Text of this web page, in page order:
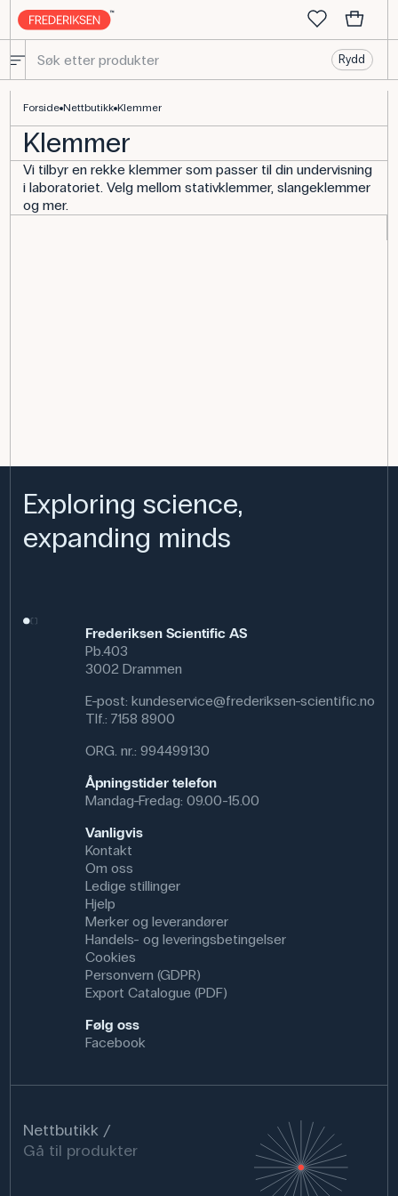
Rydd
Forside Nettbutikk Klemmer
Klemmer
Vi tilbyr en rekke klemmer som passer til din undervisning
i laboratoriet. Velg mellom stativklemmer, slangeklemmer
og mer.
Exploring science,
expanding minds
Frederiksen Scientific AS
Pb.403
3002 Drammen
E-post: kundeservice@frederiksen-scientific.no
Tlf.: 7158 8900
ORG. nr.: 994499130
Åpningstider telefon
Mandag-Fredag: 09.00-15.00
Vanligvis
Kontakt
Om oss
Ledige stillinger
Hjelp
Merker og leverandører
Handels- og leveringsbetingelser
Cookies
Personvern (GDPR)
Export Catalogue (PDF)
Følg oss
Facebook
Nettbutikk
Gå til produkter